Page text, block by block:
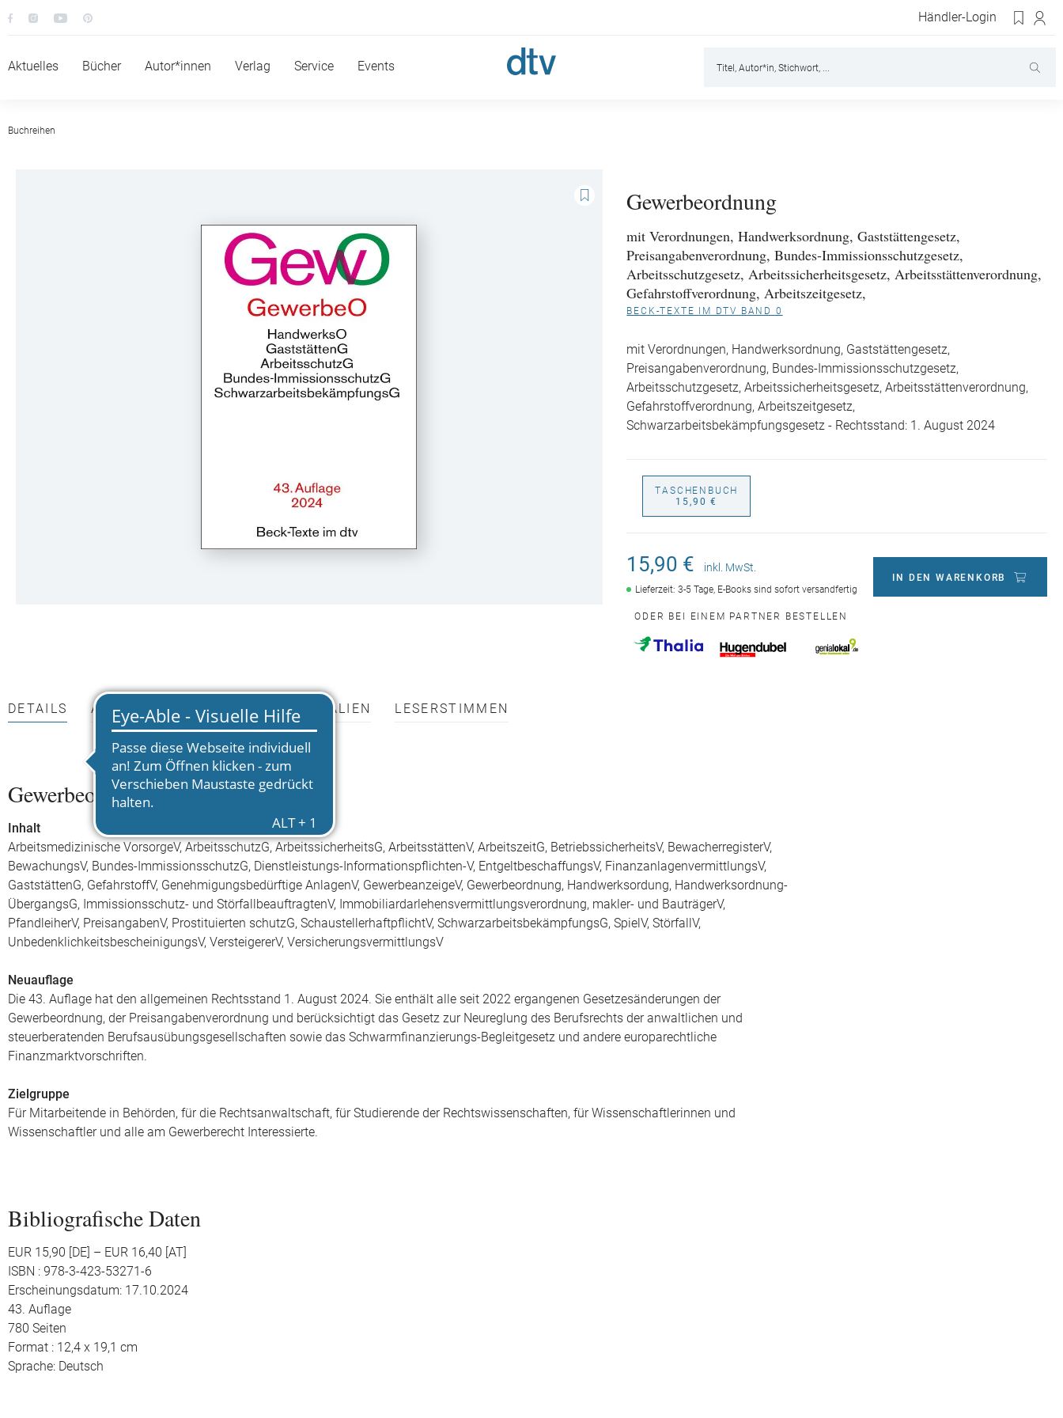
Händler-Login
Aktuelles Bücher Autor*innen Verlag Service Events
Buchreihen
Gewerbeordnung
mit Verordnungen, Handwerksordnung, Gaststättengesetz,
Preisangabenverordnung, Bundes-Immissionsschutzgesetz,
Arbeitsschutzgesetz, Arbeitssicherheitsgesetz, Arbeitsstättenverordnung,
Gefahrstoffverordnung, Arbeitszeitgesetz,
BECK-TEXTE IM DTV BAND 0
mit Verordnungen, Handwerksordnung, Gaststättengesetz,
Preisangabenverordnung, Bundes-Immissionsschutzgesetz,
Arbeitsschutzgesetz, Arbeitssicherheitsgesetz, Arbeitsstättenverordnung,
Gefahrstoffverordnung, Arbeitszeitgesetz,
Schwarzarbeitsbekämpfungsgesetz - Rechtsstand: 1. August 2024
TASCHENBUCH
15,90 €
15,90 € inkl. MwSt.
Lieferzeit: 3-5 Tage, E-Books sind sofort versandfertig
IN DEN WARENKORB
ODER BEI EINEM PARTNER BESTELLEN
DETAILS AUTOR*INNEN PRESSEMATERIALIEN LESERSTIMMEN
Gewerbeordnung
Inhalt
Arbeitsmedizinische VorsorgeV, ArbeitsschutzG, ArbeitssicherheitsG, ArbeitsstättenV, ArbeitszeitG, BetriebssicherheitsV, BewacherregisterV,
BewachungsV, Bundes-ImmissionsschutzG, Dienstleistungs-Informationspflichten-V, EntgeltbeschaffungsV, FinanzanlagenvermittlungsV,
GaststättenG, GefahrstoffV, Genehmigungsbedürftige AnlagenV, GewerbeanzeigeV, Gewerbeordnung, Handwerksordung, Handwerksordnung-
ÜbergangsG, Immissionsschutz- und StörfallbeauftragtenV, Immobiliardarlehensvermittlungsverordnung, makler- und BauträgerV,
PfandleiherV, PreisangabenV, Prostituierten schutzG, SchaustellerhaftpflichtV, SchwarzarbeitsbekämpfungsG, SpielV, StörfallV,
UnbedenklichkeitsbescheinigungsV, VersteigererV, VersicherungsvermittlungsV
Neuauflage
Die 43. Auflage hat den allgemeinen Rechtsstand 1. August 2024. Sie enthält alle seit 2022 ergangenen Gesetzesänderungen der
Gewerbeordnung, der Preisangabenverordnung und berücksichtigt das Gesetz zur Neureglung des Berufsrechts der anwaltlichen und
steuerberatenden Berufsausübungsgesellschaften sowie das Schwarmfinanzierungs-Begleitgesetz und andere europarechtliche
Finanzmarktvorschriften.
Zielgruppe
Für Mitarbeitende in Behörden, für die Rechtsanwaltschaft, für Studierende der Rechtswissenschaften, für Wissenschaftlerinnen und
Wissenschaftler und alle am Gewerberecht Interessierte.
Bibliografische Daten
EUR 15,90 [DE] – EUR 16,40 [AT]
ISBN : 978-3-423-53271-6
Erscheinungsdatum: 17.10.2024
43. Auflage
780 Seiten
Format : 12,4 x 19,1 cm
Sprache: Deutsch